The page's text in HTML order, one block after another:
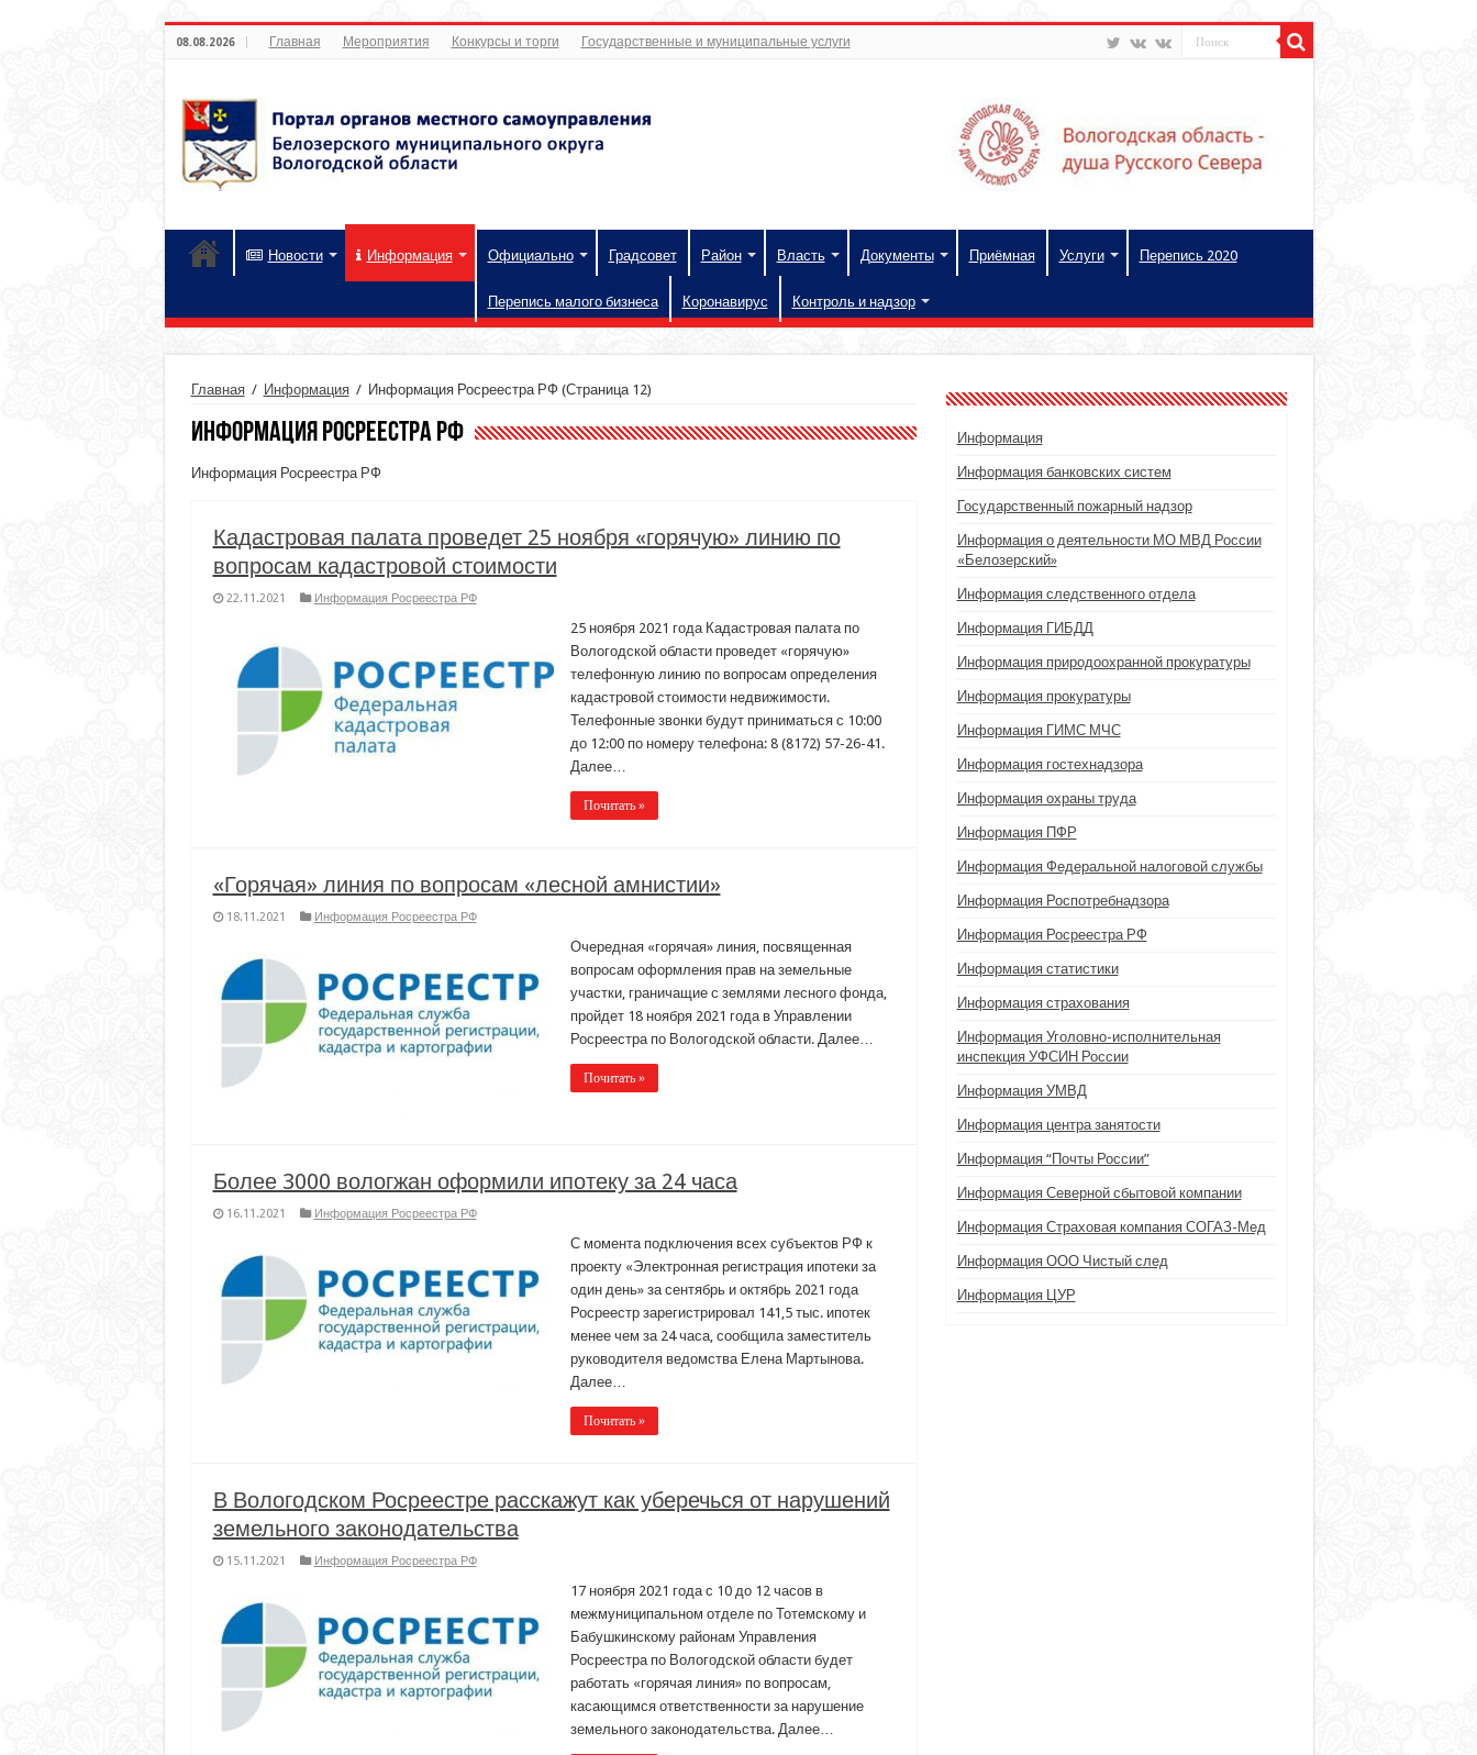
08.08.2026 Главная Мероприятия Конкурсы и торги Государственные и муниципальные услуги
Новости Информация Официально Градсовет Район Власть Документы Приёмная Услуги Перепись 2020
Перепись малого бизнеса Коронавирус Контроль и надзор
Главная / Информация / Информация Росреестра РФ (Страница 12)
Информация Росреестра РФ
Информация Росреестра РФ
Кадастровая палата проведет 25 ноября «горячую» линию по
вопросам кадастровой стоимости
22.11.2021 Информация Росреестра РФ
25 ноября 2021 года Кадастровая палата по
Вологодской области проведет «горячую»
телефонную линию по вопросам определения
кадастровой стоимости недвижимости.
Телефонные звонки будут приниматься с 10:00
до 12:00 по номеру телефона: 8 (8172) 57-26-41.
Далее…
Почитать »
«Горячая» линия по вопросам «лесной амнистии»
18.11.2021 Информация Росреестра РФ
Очередная «горячая» линия, посвященная
вопросам оформления прав на земельные
участки, граничащие с землями лесного фонда,
пройдет 18 ноября 2021 года в Управлении
Росреестра по Вологодской области. Далее…
Почитать »
Более 3000 вологжан оформили ипотеку за 24 часа
16.11.2021 Информация Росреестра РФ
С момента подключения всех субъектов РФ к
проекту «Электронная регистрация ипотеки за
один день» за сентябрь и октябрь 2021 года
Росреестр зарегистрировал 141,5 тыс. ипотек
менее чем за 24 часа, сообщила заместитель
руководителя ведомства Елена Мартынова.
Далее…
Почитать »
В Вологодском Росреестре расскажут как уберечься от нарушений
земельного законодательства
15.11.2021 Информация Росреестра РФ
17 ноября 2021 года с 10 до 12 часов в
межмуниципальном отделе по Тотемскому и
Бабушкинскому районам Управления
Росреестра по Вологодской области будет
работать «горячая линия» по вопросам,
касающимся ответственности за нарушение
земельного законодательства. Далее…
Информация
Информация банковских систем
Государственный пожарный надзор
Информация о деятельности МО МВД России
«Белозерский»
Информация следственного отдела
Информация ГИБДД
Информация природоохранной прокуратуры
Информация прокуратуры
Информация ГИМС МЧС
Информация гостехнадзора
Информация охраны труда
Информация ПФР
Информация Федеральной налоговой службы
Информация Роспотребнадзора
Информация Росреестра РФ
Информация статистики
Информация страхования
Информация Уголовно-исполнительная
инспекция УФСИН России
Информация УМВД
Информация центра занятости
Информация “Почты России”
Информация Северной сбытовой компании
Информация Страховая компания СОГАЗ-Мед
Информация ООО Чистый след
Информация ЦУР